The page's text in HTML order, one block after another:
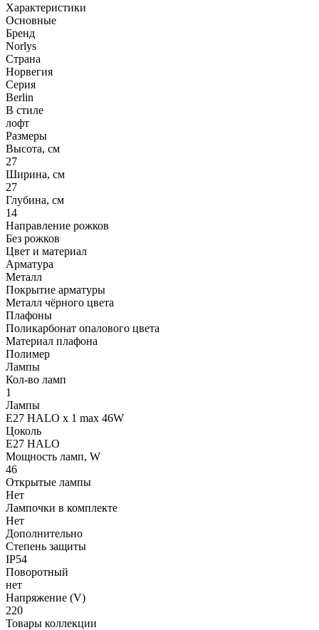
Характеристики
Основные
Бренд
Norlys
Страна
Норвегия
Серия
Berlin
В стиле
лофт
Размеры
Высота, см
27
Ширина, см
27
Глубина, см
14
Направление рожков
Без рожков
Цвет и материал
Арматура
Металл
Покрытие арматуры
Металл чёрного цвета
Плафоны
Поликарбонат опалового цвета
Материал плафона
Полимер
Лампы
Кол-во ламп
1
Лампы
E27 HALO x 1 max 46W
Цоколь
E27 HALO
Мощность ламп, W
46
Открытые лампы
Нет
Лампочки в комплекте
Нет
Дополнительно
Степень защиты
IP54
Поворотный
нет
Напряжение (V)
220
Товары коллекции